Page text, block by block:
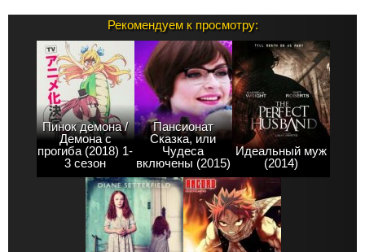
Рекомендуем к просмотру:
Пинок демона /
Демона с
прогиба (2018) 1-
3 сезон
Пансионат
Сказка, или
Чудеса
включены (2015)
Идеальный муж
(2014)